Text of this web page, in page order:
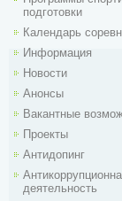
подготовки
Календарь
Информация
Новости
Анонсы
Вакантные
Проекты
Антидопинг
деятельность